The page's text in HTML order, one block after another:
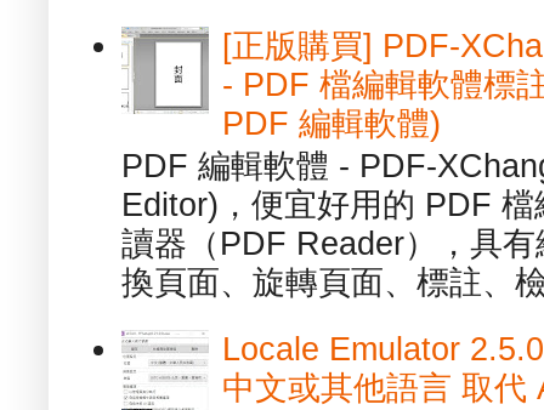
[正版購買] PDF-
- PDF 檔編輯軟體標
PDF 編輯軟體)
PDF 編輯軟體 - PDF-
Editor)，便宜好用的 PDF
讀器（PDF Reader），具
換頁面、旋轉頁面、標註、
Locale Emulator
中文或其他語言 取代